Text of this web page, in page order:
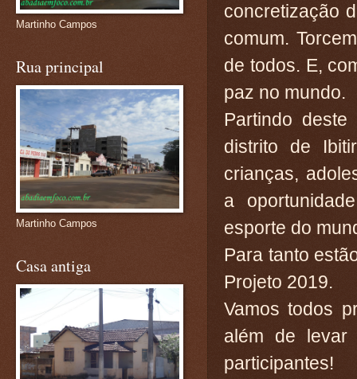
concretização
comum.
de todos. E,
paz no mundo.
Partindo
distrito de
crianças,
a
esporte do
Para tanto
Projeto 2019.
Vamos todos
além de
participantes!
Martinho Campos
Rua principal
Martinho Campos
Casa antiga